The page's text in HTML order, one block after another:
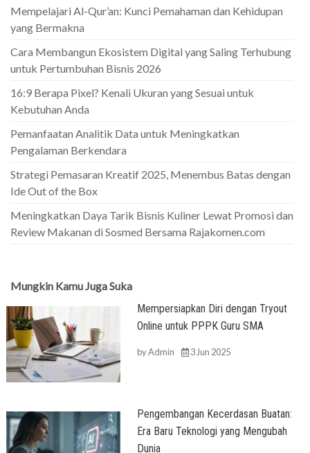
Mempelajari Al-Qur’an: Kunci Pemahaman dan Kehidupan
yang Bermakna
Cara Membangun Ekosistem Digital yang Saling Terhubung
untuk Pertumbuhan Bisnis 2026
16:9 Berapa Pixel? Kenali Ukuran yang Sesuai untuk
Kebutuhan Anda
Pemanfaatan Analitik Data untuk Meningkatkan
Pengalaman Berkendara
Strategi Pemasaran Kreatif 2025, Menembus Batas dengan
Ide Out of the Box
Meningkatkan Daya Tarik Bisnis Kuliner Lewat Promosi dan
Review Makanan di Sosmed Bersama Rajakomen.com
Mungkin Kamu Juga Suka
Mempersiapkan Diri dengan Tryout
Online untuk PPPK Guru SMA
byAdmin 3 Jun 2025
Pengembangan Kecerdasan Buatan:
Era Baru Teknologi yang Mengubah
Dunia